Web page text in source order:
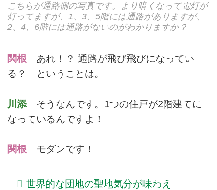
こちらが通路側の写真です。より暗くなって電灯が
灯ってますが、1、3、5階には通路がありますが、
2、4、6階には通路がないのがわかりますか？
関根 あれ！？ 通路が飛び飛びになってい
る？ ということは。
川添 そうなんです。1つの住戸が2階建てに
なっているんですよ！
関根 モダンです！
世界的な団地の聖地気分が味わえ